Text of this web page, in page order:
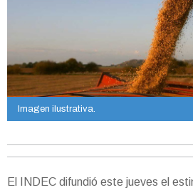
Imagen ilustrativa.
El INDEC difundió este jueves el